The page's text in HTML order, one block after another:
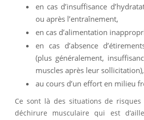
en cas d’insuffisance
ou après l’entraînement,
en cas d’alimentation
en cas d’absence
(plus généralement,
muscles après leur sollicitation),
au cours d’un effort en milieu
Ce sont là des situations de risques
déchirure musculaire qui est